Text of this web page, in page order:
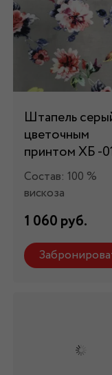
Штапель
цветочным
принтом ХБ -
Состав: 100 %
вискоза
1 060 руб.